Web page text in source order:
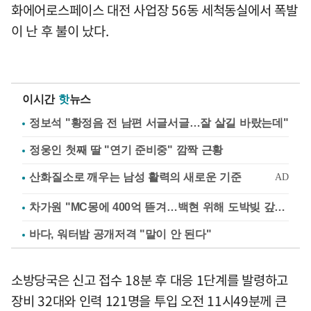
화에어로스페이스 대전 사업장 56동 세척동실에서 폭발
이 난 후 불이 났다.
이시간 핫뉴스
정보석 "황정음 전 남편 서글서글…잘 살길 바랐는데"
정웅인 첫째 딸 "연기 준비중" 깜짝 근황
차가원 "MC몽에 400억 뜯겨…백현 위해 도박빚 갚아줘"
바다, 워터밤 공개저격 "말이 안 된다"
소방당국은 신고 접수 18분 후 대응 1단계를 발령하고
장비 32대와 인력 121명을 투입 오전 11시49분께 큰